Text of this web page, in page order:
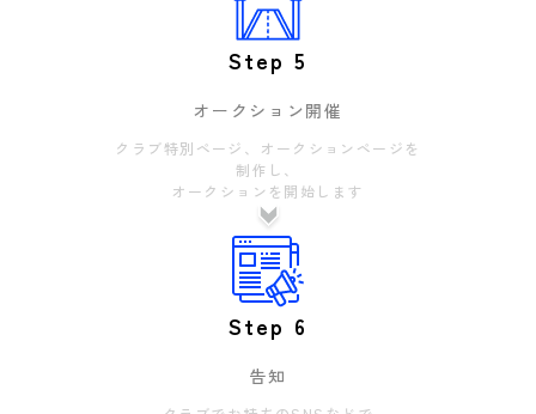
Step 5
オークション開催
クラブ特別ページ、オークションページを
制作し、
オークションを開始します
Step 6
告知